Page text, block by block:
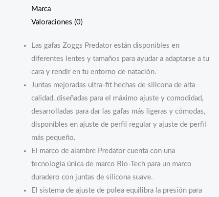
Marca
Valoraciones (0)
Las gafas Zoggs Predator están disponibles en
diferentes lentes y tamaños para ayudar a adaptarse a tu
cara y rendir en tu entorno de natación.
Juntas mejoradas ultra-fit hechas de silicona de alta
calidad, diseñadas para el máximo ajuste y comodidad,
desarrolladas para dar las gafas más ligeras y cómodas,
disponibles en ajuste de perfil regular y ajuste de perfil
más pequeño.
El marco de alambre Predator cuenta con una
tecnología única de marco Bio-Tech para un marco
duradero con juntas de silicona suave.
El sistema de ajuste de polea equilibra la presión para